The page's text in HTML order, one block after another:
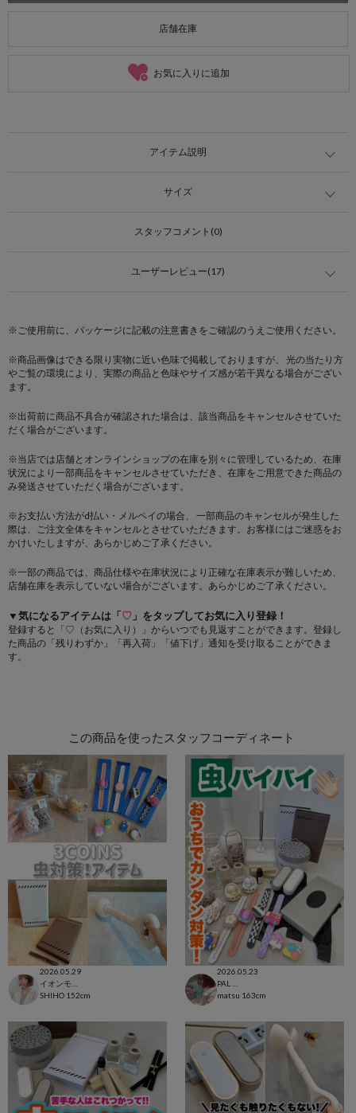
店舗在庫
お気に入りに追加
アイテム説明
サイズ
スタッフコメント(0)
ユーザーレビュー(17)
※ご使用前に、パッケージに記載の注意書きをご確認のうえご使用ください。
※商品画像はできる限り実物に近い色味で掲載しておりますが、 光の当たり方
やご覧の環境により、実際の商品と色味やサイズ感が若干異なる場合がござい
ます。
※出荷前に商品不具合が確認された場合は、該当商品をキャンセルさせていた
だく場合がございます。
※当店では店舗とオンラインショップの在庫を別々に管理しているため、在庫
状況により一部商品をキャンセルさせていただき、在庫をご用意できた商品の
み発送させていただく場合がございます。
※お支払い方法がd払い・メルペイの場合、 一部商品のキャンセルが発生した
際は、ご注文全体をキャンセルとさせていただきます。お客様にはご迷惑をお
かけいたしますが、あらかじめご了承ください。
※一部の商品では、商品仕様や在庫状況により正確な在庫表示が難しいため、
店舗在庫を表示していない場合がございます。あらかじめご了承ください。
▼気になるアイテムは「♡ 」をタップしてお気に入り登録！
登録すると「♡（お気に入り）」からいつでも見返すことができます。登録し
た商品の「残りわずか」「再入荷」「値下げ」通知を受け取ることができま
す。
この商品を使ったスタッフコーディネート
2026.05.29
SHIHO 152cm
2026.05.23
matsu 163cm